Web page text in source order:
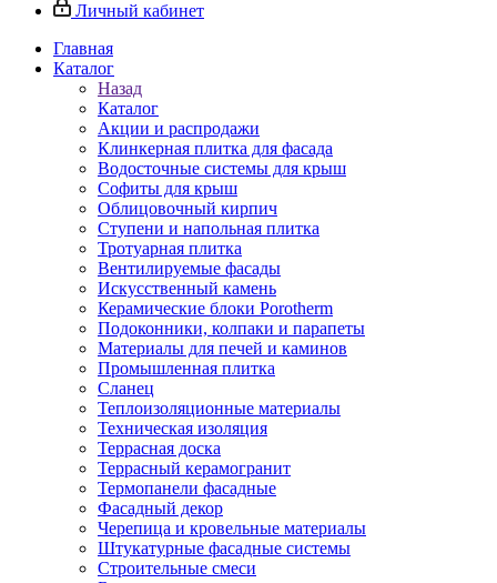
Личный кабинет
Главная
Каталог
Назад
Каталог
Акции и распродажи
Клинкерная плитка для фасада
Водосточные системы для крыш
Софиты для крыш
Облицовочный кирпич
Ступени и напольная плитка
Тротуарная плитка
Вентилируемые фасады
Искусственный камень
Керамические блоки Porotherm
Подоконники, колпаки и парапеты
Материалы для печей и каминов
Промышленная плитка
Сланец
Теплоизоляционные материалы
Техническая изоляция
Террасная доска
Террасный керамогранит
Термопанели фасадные
Фасадный декор
Черепица и кровельные материалы
Штукатурные фасадные системы
Строительные смеси